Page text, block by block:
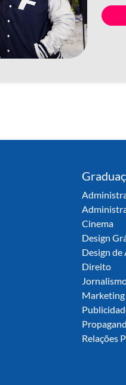
Cinema
Design
Design de
Direito
Marketing
Relações